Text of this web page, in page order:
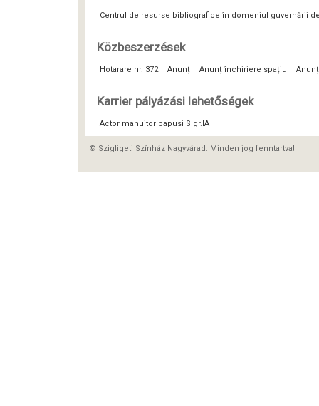
Centrul de resurse bibliografice în domeniul guvernării
Közbeszerzések
Hotarare nr. 372 Anunț Anunț închiriere spațiu
Karrier pályázási lehetőségek
Actor manuitor papusi S gr.IA
© Szigligeti Színház Nagyvárad. Minden jog fenntartva!